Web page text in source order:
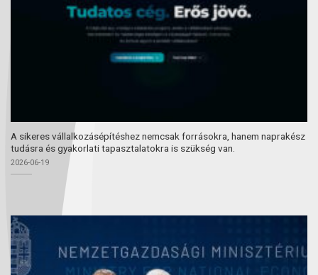
A sikeres vállalkozásépítéshez nemcsak forrásokra, hanem naprakész
tudásra és gyakorlati tapasztalatokra is szükség van.
2026-06-19